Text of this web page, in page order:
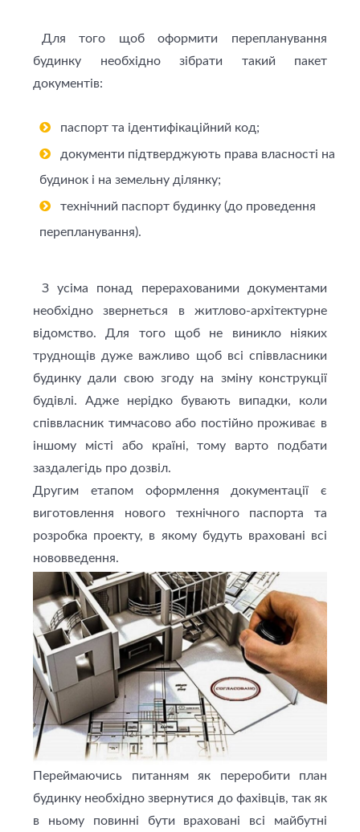
Для того щоб оформити перепланування
будинку необхідно зібрати такий пакет
документів:
паспорт та ідентифікаційний код;
документи підтверджують права власності на
будинок і на земельну ділянку;
технічний паспорт будинку (до проведення
перепланування).
З усіма понад перерахованими документами
необхідно звернеться в житлово-архітектурне
відомство. Для того щоб не виникло ніяких
труднощів дуже важливо щоб всі співвласники
будинку дали свою згоду на зміну конструкції
будівлі. Адже нерідко бувають випадки, коли
співвласник тимчасово або постійно проживає в
іншому місті або країні, тому варто подбати
заздалегідь про дозвіл.
Другим етапом оформлення документації є
виготовлення нового технічного паспорта та
розробка проекту, в якому будуть враховані всі
нововведення.
Переймаючись питанням як переробити план
будинку необхідно звернутися до фахівців, так як
в ньому повинні бути враховані всі майбутні